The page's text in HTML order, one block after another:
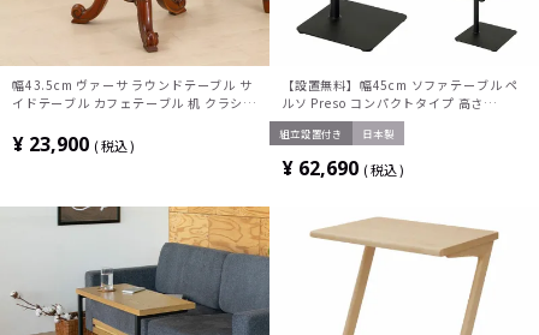
幅43.5cm ヴァーサ ラウンドテーブル サ
イドテーブル カフェテーブル 机 クラシカ
ニー 傷防止 完成品 インテリア 完成品
¥ 23,900 税込
【設置無料】幅45cm ソファテーブル ペ
ルソ Preso コンパクトタイプ 高さ
65.5cm ブラック脚 1人用テーブル サブ
テーブル トレー付き メラミン天板 パーソ
450SLE6AMBK コクヨ
組立設置付き 日本製
¥ 62,690 税込